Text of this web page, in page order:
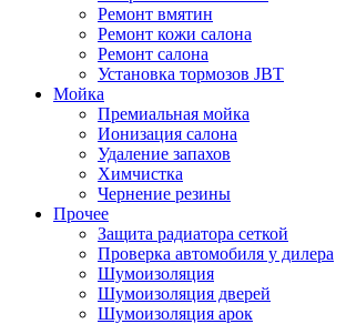
Ремонт вмятин
Ремонт кожи салона
Ремонт салона
Установка тормозов JBT
Мойка
Премиальная мойка
Ионизация салона
Удаление запахов
Химчистка
Чернение резины
Прочее
Защита радиатора сеткой
Проверка автомобиля у дилера
Шумоизоляция
Шумоизоляция дверей
Шумоизоляция арок